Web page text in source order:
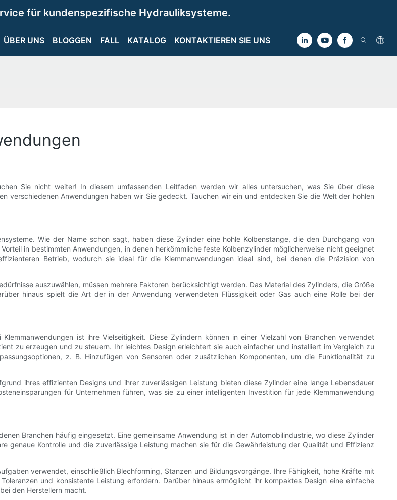
für kundenspezifische Hydrauliksysteme.
ÜBER UNS BLOGGEN FALL KATALOG KONTAKTIEREN SIE UNS
Sie nicht weiter! In diesem umfassenden Leitfaden werden wir alles untersuchen, was Sie über diese
verschiedenen Anwendungen haben wir Sie gedeckt. Tauchen wir ein und entdecken Sie die Welt der hohlen
Wie der Name schon sagt, haben diese Zylinder eine hohle Kolbenstange, die den Durchgang von
in bestimmten Anwendungen, in denen herkömmliche feste Kolbenzylinder möglicherweise nicht geeignet
Betrieb, wodurch sie ideal für die Klemmanwendungen ideal sind, bei denen die Präzision von
auszuwählen, müssen mehrere Faktoren berücksichtigt werden. Das Material des Zylinders, die Größe
hinaus spielt die Art der in der Anwendung verwendeten Flüssigkeit oder Gas auch eine Rolle bei der
ist ihre Vielseitigkeit. Diese Zylindern können in einer Vielzahl von Branchen verwendet
zu erzeugen und zu steuern. Ihr leichtes Design erleichtert sie auch einfacher und installiert im Vergleich zu
z. B. Hinzufügen von Sensoren oder zusätzlichen Komponenten, um die Funktionalität zu
ihres effizienten Designs und ihrer zuverlässigen Leistung bieten diese Zylinder eine lange Lebensdauer
für Unternehmen führen, was sie zu einer intelligenten Investition für jede Klemmanwendung
Branchen häufig eingesetzt. Eine gemeinsame Anwendung ist in der Automobilindustrie, wo diese Zylinder
genaue Kontrolle und die zuverlässige Leistung machen sie für die Gewährleistung der Qualität und Effizienz
verwendet, einschließlich Blechforming, Stanzen und Bildungsvorgänge. Ihre Fähigkeit, hohe Kräfte mit
und konsistente Leistung erfordern. Darüber hinaus ermöglicht ihr kompaktes Design eine einfache
den Herstellern macht.